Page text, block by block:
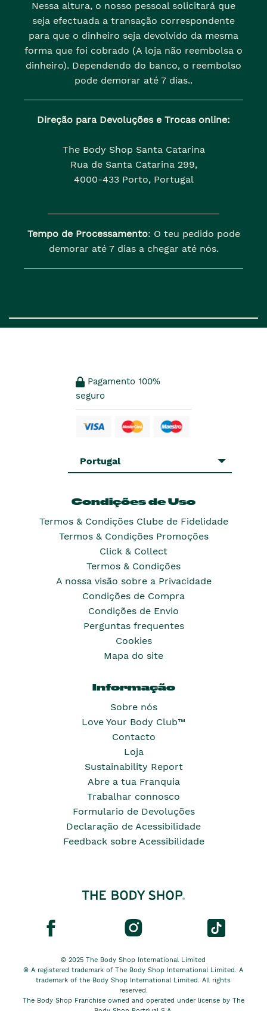
Nessa altura, o nosso pessoal solicitará que
seja efectuada a transação correspondente
para que o dinheiro seja devolvido da mesma
forma que foi cobrado (A loja não reembolsa o
dinheiro). Dependendo do banco, o reembolso
pode demorar até 7 dias..
Direção para Devoluções e Trocas online:
The Body Shop Santa Catarina
Rua de Santa Catarina 299,
4000-433 Porto, Portugal
Tempo de Processamento: O teu pedido pode
demorar até 7 dias a chegar até nós.
Pagamento 100%
seguro
Portugal
Condições de Uso
Termos & Condições Clube de Fidelidade
Termos & Condições Promoções
Click & Collect
Termos & Condições
A nossa visão sobre a Privacidade
Condições de Compra
Condições de Envio
Perguntas frequentes
Cookies
Mapa do site
Informação
Sobre nós
Love Your Body Club™
Contacto
Loja
Sustainability Report
Abre a tua Franquia
Trabalhar connosco
Formulario de Devoluções
Declaração de Acessibilidade
Feedback sobre Acessibilidade
© 2025 The Body Shop International Limited
® A registered trademark of The Body Shop International Limited. A
trademark of the Body Shop International Limited. All rights
reserved.
The Body Shop Franchise owned and operated under license by The